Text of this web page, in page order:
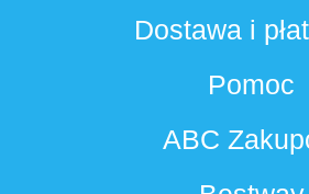
Dostawa i
Pomoc
ABC